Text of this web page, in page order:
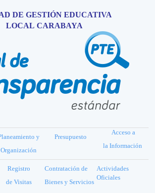
DE GESTIÓN EDUCATIVA
LOCAL CARABAYA
y
Organización
Presupuesto
Acceso a
la Información
Registro
de Visitas
Contratación de
Bienes y Servicios
Actividades
Oficiales